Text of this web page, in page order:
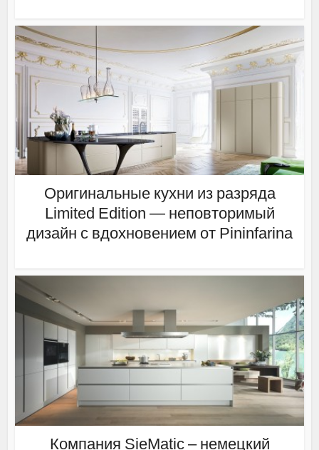
Оригинальные кухни из разряда
Limited Edition — неповторимый
дизайн с вдохновением от Pininfarina
Компания SieMatic – немецкий